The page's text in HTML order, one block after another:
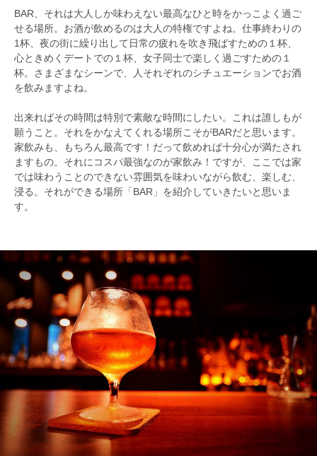
BAR、それは大人しか味わえない最高なひと時をかっこよく過ご
せる場所。お酒が飲めるのは大人の特権ですよね。仕事終わりの
1杯、夜の街に繰り出して日常の疲れを吹き飛ばすための１杯、
心ときめくデートでの１杯、女子同士で楽しく過ごすための１
杯。さまざまなシーンで、人それぞれのシチュエーションでお酒
を飲みますよね。
出来ればその時間は特別で素敵な時間にしたい。これは誰しもが
願うこと。それをかなえてくれる場所こそがBARだと思います。
家飲みも、もちろん最高です！だって飲めれば十分心が満たされ
ますもの。それにコスパ最強なのが家飲み！ですが、ここでは家
では味わうことのできない雰囲気を味わいながら飲む、楽しむ、
浸る。それができる場所「BAR」を紹介していきたいと思いま
す。